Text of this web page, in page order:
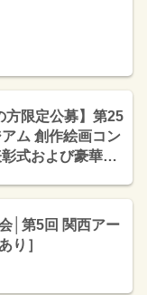
方限定公募】第25
ム 創作絵画コン
式および豪華宿
│第5回 関西アー
り］